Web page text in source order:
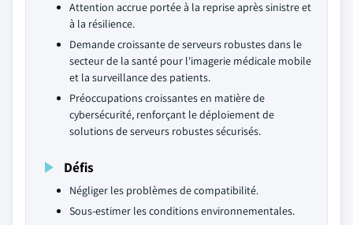
Attention accrue portée à la reprise après sinistre et
à la résilience.
Demande croissante de serveurs robustes dans le
secteur de la santé pour l'imagerie médicale mobile
et la surveillance des patients.
Préoccupations croissantes en matière de
cybersécurité, renforçant le déploiement de
solutions de serveurs robustes sécurisés.
Défis
Négliger les problèmes de compatibilité.
Sous-estimer les conditions environnementales.